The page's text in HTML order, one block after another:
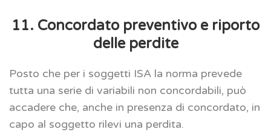
11. Concordato preventivo e riporto
delle perdite
Posto che per i soggetti ISA la norma prevede
tutta una serie di variabili non concordabili, può
accadere che, anche in presenza di concordato, in
capo al soggetto rilevi una perdita.